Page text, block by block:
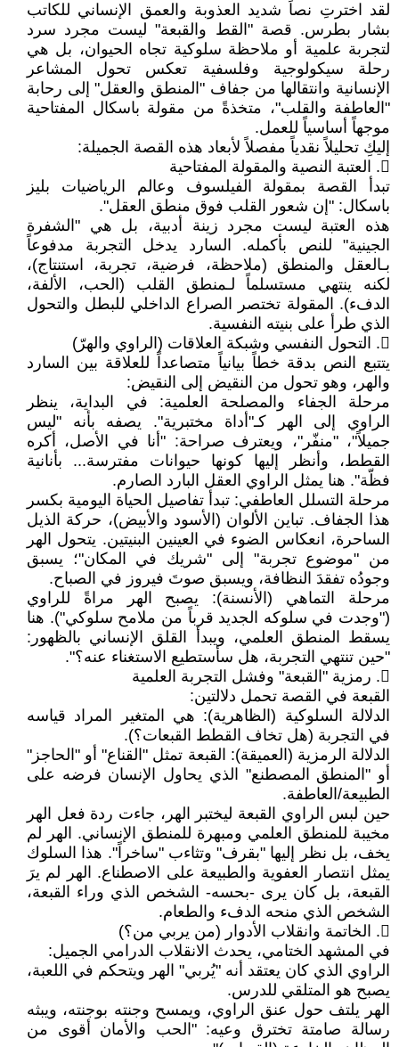
لقد اخترتِ نصاً شديد العذوبة والعمق الإنساني للكاتب
بشار بطرس. قصة "القط والقبعة" ليست مجرد سرد
لتجربة علمية أو ملاحظة سلوكية تجاه الحيوان، بل هي
رحلة سيكولوجية وفلسفية تعكس تحول المشاعر
الإنسانية وانتقالها من جفاف "المنطق والعقل" إلى رحابة
"العاطفة والقلب"، متخذةً من مقولة باسكال المفتاحية
موجهاً أساسياً للعمل.
​إليكِ تحليلاً نقدياً مفصلاً لأبعاد هذه القصة الجميلة:
𔁯. العتبة النصية والمقولة المفتاحية
​تبدأ القصة بمقولة الفيلسوف وعالم الرياضيات بليز
باسكال: "إن شعور القلب فوق منطق العقل".
هذه العتبة ليست مجرد زينة أدبية، بل هي "الشفرة
الجينية" للنص بأكمله. السارد يدخل التجربة مدفوعاً
بـالعقل والمنطق (ملاحظة، فرضية، تجربة، استنتاج)،
لكنه ينتهي مستسلماً لـمنطق القلب (الحب، الألفة،
الدفء). المقولة تختصر الصراع الداخلي للبطل والتحول
الذي طرأ على بنيته النفسية.
𔁰. التحول النفسي وشبكة العلاقات (الراوي والهرّ)
​يتتبع النص بدقة خطاً بيانياً متصاعداً للعلاقة بين السارد
والهر، وهو تحول من النقيض إلى النقيض:
​مرحلة الجفاء والمصلحة العلمية: في البداية، ينظر
الراوي إلى الهر كـ"أداة مختبرية". يصفه بأنه "ليس
جميلاً"، "منفّر"، ويعترف صراحة: "أنا في الأصل، أكره
القطط، وأنظر إليها كونها حيوانات مفترسة... بأنانية
فظّة". هنا يمثل الراوي العقل البارد الصارم.
​مرحلة التسلل العاطفي: تبدأ تفاصيل الحياة اليومية بكسر
هذا الجفاف. تباين الألوان (الأسود والأبيض)، حركة الذيل
الساحرة، انعكاس الضوء في العينين البنيتين. يتحول الهر
من "موضوع تجربة" إلى "شريك في المكان"؛ يسبق
وجودُه تفقدَ النظافة، ويسبق صوتَ فيروز في الصباح.
​مرحلة التماهي (الأنسنة): يصبح الهر مراةً للراوي
("وجدت في سلوكه الجديد قرباً من ملامح سلوكي"). هنا
يسقط المنطق العلمي، ويبدأ القلق الإنساني بالظهور:
"حين تنتهي التجربة، هل سأستطيع الاستغناء عنه؟".
𔁱. رمزية "القبعة" وفشل التجربة العلمية
​القبعة في القصة تحمل دلالتين:
​الدلالة السلوكية (الظاهرية): هي المتغير المراد قياسه
في التجربة (هل تخاف القطط القبعات؟).
​الدلالة الرمزية (العميقة): القبعة تمثل "القناع" أو "الحاجز"
أو "المنطق المصطنع" الذي يحاول الإنسان فرضه على
الطبيعة/العاطفة.
​حين لبس الراوي القبعة ليختبر الهر، جاءت ردة فعل الهر
مخيبة للمنطق العلمي ومبهرة للمنطق الإنساني. الهر لم
يخف، بل نظر إليها "بقرف" وتثاءب "ساخراً". هذا السلوك
يمثل انتصار العفوية والطبيعة على الاصطناع. الهر لم يرَ
القبعة، بل كان يرى -بحسه- الشخص الذي وراء القبعة،
الشخص الذي منحه الدفء والطعام.
𔁲. الخاتمة وانقلاب الأدوار (من يربي من؟)
​في المشهد الختامي، يحدث الانقلاب الدرامي الجميل:
​الراوي الذي كان يعتقد أنه "يُربي" الهر ويتحكم في اللعبة،
يصبح هو المتلقي للدرس.
​الهر يلتف حول عنق الراوي، ويمسح وجنته بوجنته، ويبثه
رسالة صامتة تخترق وعيه: "الحب والأمان أقوى من